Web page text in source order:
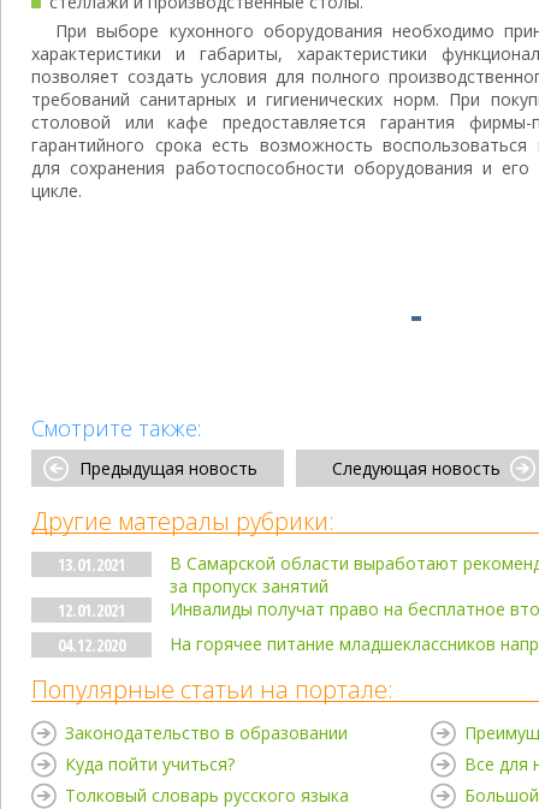
При выборе кухонного оборудования необходимо
характеристики и габариты, характеристики
позволяет создать условия для полного
требований санитарных и гигиенических норм. При
столовой или кафе предоставляется гарантия фирмы-
гарантийного срока есть возможность
для сохранения работоспособности оборудования и
цикле.
Смотрите также:
Предыдущая новость Следующая новость
Другие матералы рубрики:
13.01.2021
В Самарской области выработают
за пропуск занятий
12.01.2021
Инвалиды получат право на бесплатное
04.12.2020
На горячее питание младшеклассников
Популярные статьи на портале:
Законодательство в образовании
Куда пойти учиться?
Толковый словарь русского языка
Все для
Большой